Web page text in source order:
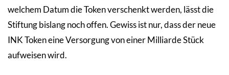
welchem Datum die Token verschenkt werden, lässt die
Stiftung bislang noch offen. Gewiss ist nur, dass der neue
INK Token eine Versorgung von einer Milliarde Stück
aufweisen wird.